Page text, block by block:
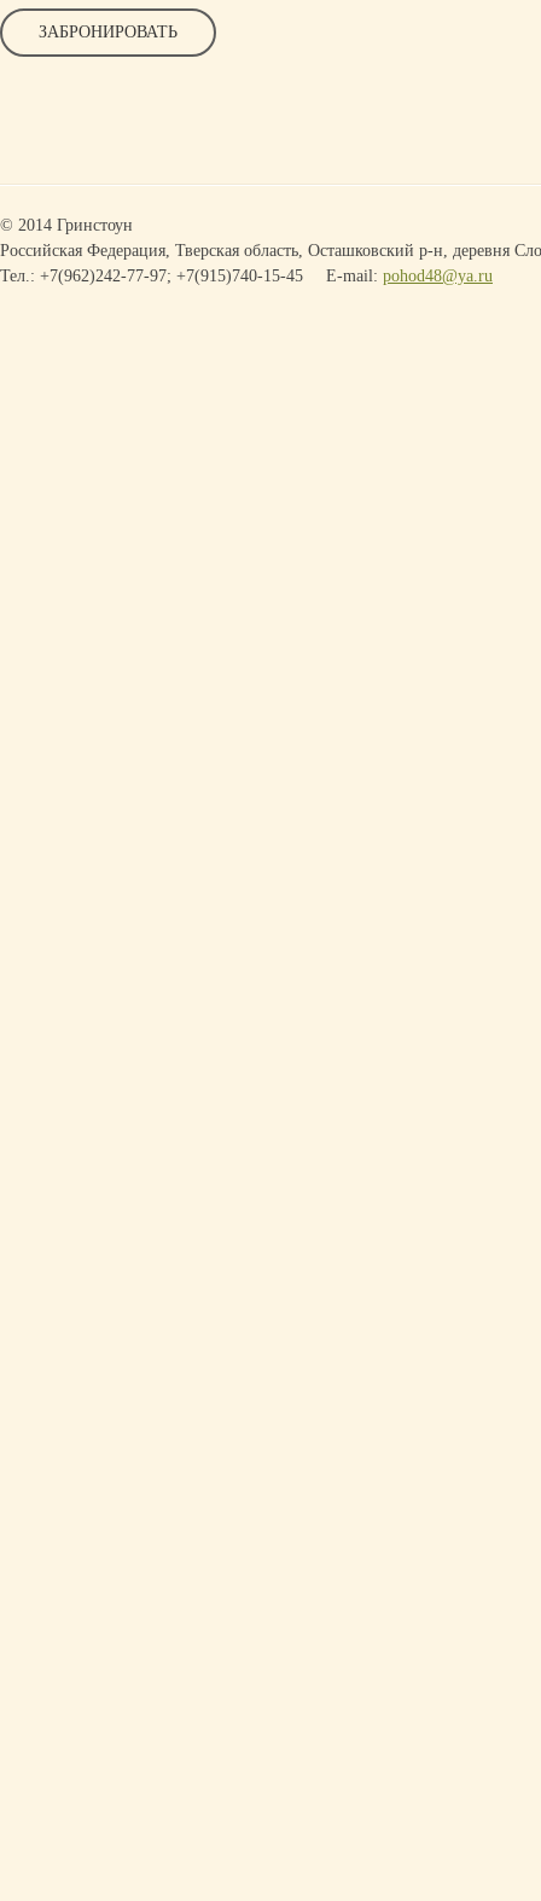
© 2014 Гринстоун
Российская Федерация, Тверская область, Осташковский р-н, деревня
Тел.: +7(962)242-77-97; +7(915)740-15-45
E-mail: pohod48@ya.ru